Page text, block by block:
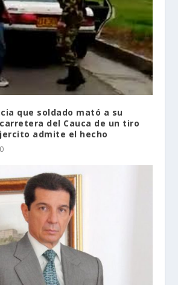
que soldado mató a su
del Cauca de un tiro
admite el hecho